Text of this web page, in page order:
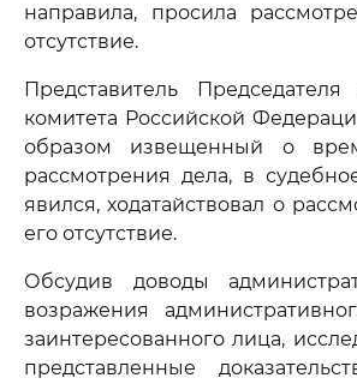
направила, просила
отсутствие.
Представитель Председателя
комитета Российской
образом извещенный о
рассмотрения дела, в
явился, ходатайствовал о
его отсутствие.
Обсудив доводы
возражения
заинтересованного лица,
представленные